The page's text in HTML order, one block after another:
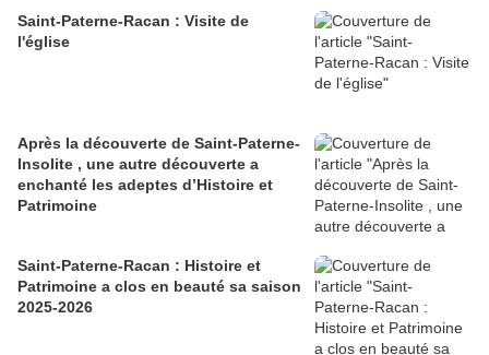
Saint-Paterne-Racan : Visite de
l'église
Après la découverte de Saint-Paterne-
Insolite , une autre découverte a
enchanté les adeptes d’Histoire et
Patrimoine
Saint-Paterne-Racan : Histoire et
Patrimoine a clos en beauté sa saison
2025-2026